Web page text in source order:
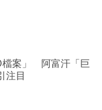
檔案」 阿富汗「巨
注目